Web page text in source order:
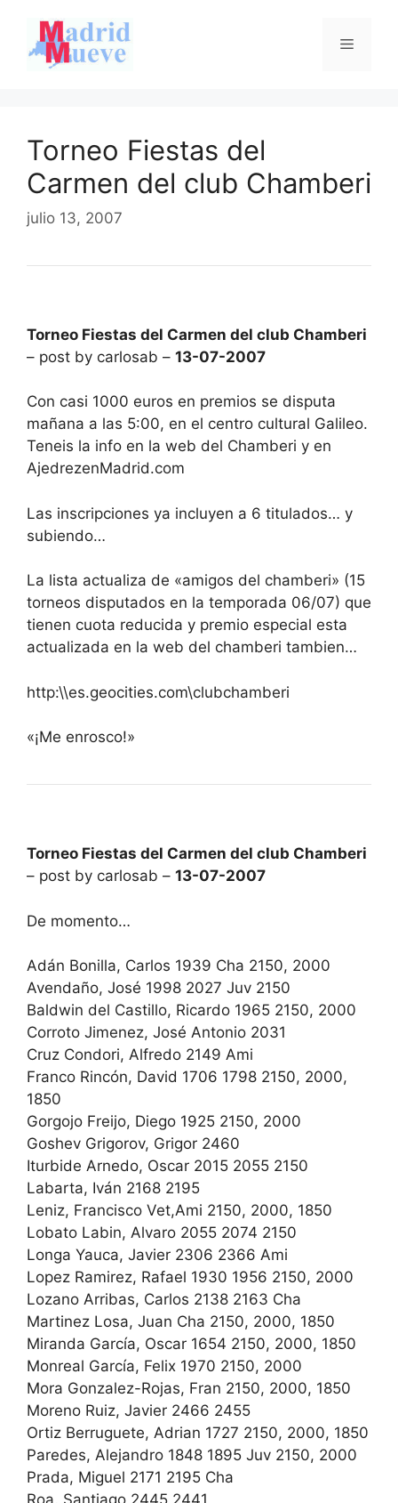
contenido
Menú
Torneo Fiestas del
Carmen del club Chamberi
julio 13, 2007
Torneo Fiestas del Carmen del club Chamberi
– post by carlosab – 13-07-2007
Con casi 1000 euros en premios se disputa
mañana a las 5:00, en el centro cultural Galileo.
Teneis la info en la web del Chamberi y en
AjedrezenMadrid.com
Las inscripciones ya incluyen a 6 titulados… y
subiendo…
La lista actualiza de «amigos del chamberi» (15
torneos disputados en la temporada 06/07) que
tienen cuota reducida y premio especial esta
actualizada en la web del chamberi tambien…
http:\\es.geocities.com\clubchamberi
«¡Me enrosco!»
Torneo Fiestas del Carmen del club Chamberi
– post by carlosab – 13-07-2007
De momento…
Adán Bonilla, Carlos 1939 Cha 2150, 2000
Avendaño, José 1998 2027 Juv 2150
Baldwin del Castillo, Ricardo 1965 2150, 2000
Corroto Jimenez, José Antonio 2031
Cruz Condori, Alfredo 2149 Ami
Franco Rincón, David 1706 1798 2150, 2000,
1850
Gorgojo Freijo, Diego 1925 2150, 2000
Goshev Grigorov, Grigor 2460
Iturbide Arnedo, Oscar 2015 2055 2150
Labarta, Iván 2168 2195
Leniz, Francisco Vet,Ami 2150, 2000, 1850
Lobato Labin, Alvaro 2055 2074 2150
Longa Yauca, Javier 2306 2366 Ami
Lopez Ramirez, Rafael 1930 1956 2150, 2000
Lozano Arribas, Carlos 2138 2163 Cha
Martinez Losa, Juan Cha 2150, 2000, 1850
Miranda García, Oscar 1654 2150, 2000, 1850
Monreal García, Felix 1970 2150, 2000
Mora Gonzalez-Rojas, Fran 2150, 2000, 1850
Moreno Ruiz, Javier 2466 2455
Ortiz Berruguete, Adrian 1727 2150, 2000, 1850
Paredes, Alejandro 1848 1895 Juv 2150, 2000
Prada, Miguel 2171 2195 Cha
Roa, Santiago 2445 2441